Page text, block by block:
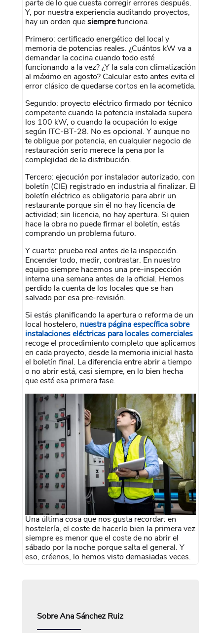
parte de lo que cuesta corregir errores después.
Y, por nuestra experiencia auditando proyectos,
hay un orden quesiemprefunciona.
Primero: certificado energético del local y
memoria de potencias reales. ¿Cuántos kW va a
demandar la cocina cuando todo esté
funcionando a la vez? ¿Y la sala con climatización
al máximo en agosto? Calcular esto antes evita el
error clásico de quedarse cortos en la acometida.
Segundo: proyecto eléctrico firmado por técnico
competente cuando la potencia instalada supera
los 100 kW, o cuando la ocupación lo exige
según ITC-BT-28. No es opcional. Y aunque no
te obligue por potencia, en cualquier negocio de
restauración serio merece la pena por la
complejidad de la distribución.
Tercero: ejecución por instalador autorizado, con
boletín (CIE) registrado en industria al finalizar. El
boletín eléctrico es obligatorio para abrir un
restaurante porque sin él no hay licencia de
actividad; sin licencia, no hay apertura. Si quien
hace la obra no puede firmar el boletín, estás
comprando un problema futuro.
Y cuarto: prueba real antes de la inspección.
Encender todo, medir, contrastar. En nuestro
equipo siempre hacemos una pre-inspección
interna una semana antes de la oficial. Hemos
perdido la cuenta de los locales que se han
salvado por esa pre-revisión.
Si estás planificando la apertura o reforma de un
local hostelero, nuestra página específica sobre
instalaciones eléctricas para locales comerciales
recoge el procedimiento completo que aplicamos
en cada proyecto, desde la memoria inicial hasta
el boletín final. La diferencia entre abrir a tiempo
o no abrir está, casi siempre, en lo bien hecha
que esté esa primera fase.
Una última cosa que nos gusta recordar: en
hostelería, el coste de hacerlo bien la primera vez
siempre es menor que el coste de no abrir el
sábado por la noche porque salta el general. Y
eso, créenos, lo hemos visto demasiadas veces.
SobreAna Sánchez Ruiz